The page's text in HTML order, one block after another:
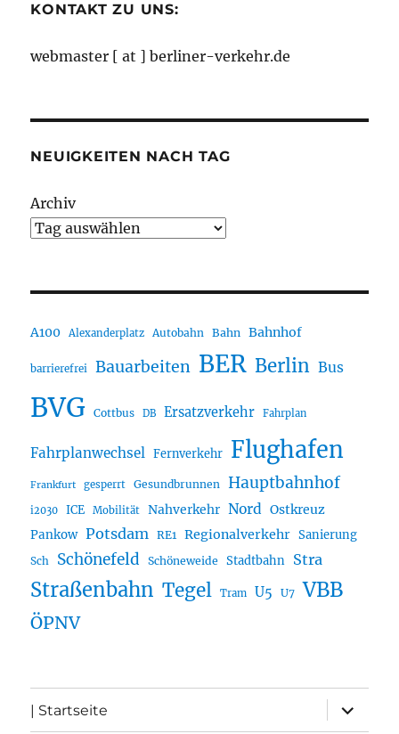
KONTAKT ZU UNS:
webmaster [ at ] berliner-verkehr.de
NEUIGKEITEN NACH TAG
Archiv
A100 Alexanderplatz Autobahn Bahn Bahnhof
barrierefrei Bauarbeiten BER Berlin Bus
BVG Cottbus DB Ersatzverkehr Fahrplan
Fahrplanwechsel Fernverkehr Flughafen
Frankfurt gesperrt Gesundbrunnen Hauptbahnhof
i2030 ICE Mobilität Nahverkehr Nord Ostkreuz
Pankow Potsdam RE1 Regionalverkehr Sanierung
Sch Schönefeld Schöneweide Stadtbahn Stra
Straßenbahn Tegel Tram U5 U7 VBB
ÖPNV
| Startseite
öffnen